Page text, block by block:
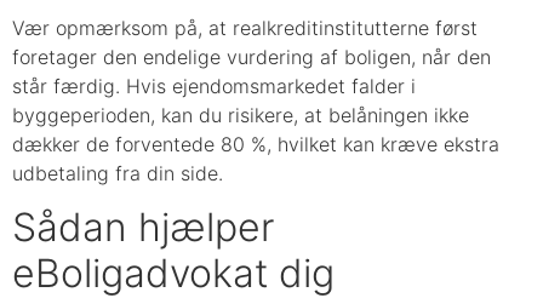
Vær opmærksom på, at realkreditinstitutterne først
foretager den endelige vurdering af boligen, når den
står færdig. Hvis ejendomsmarkedet falder i
byggeperioden, kan du risikere, at belåningen ikke
dækker de forventede 80 %, hvilket kan kræve ekstra
udbetaling fra din side.
Sådan hjælper
eBoligadvokat dig